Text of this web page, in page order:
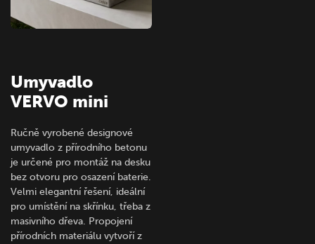
Umyvadlo
VERVO mini
Ručně vyrobené designové
umyvadlo z přírodního betonu
je určené pro montáž na desku
bez otvoru pro osazení baterie.
Velmi elegantní řešení, ideální
pro umístění na skřínku, třeba z
masivního dřeva. Propojení
přírodních materiálu vytvoří z